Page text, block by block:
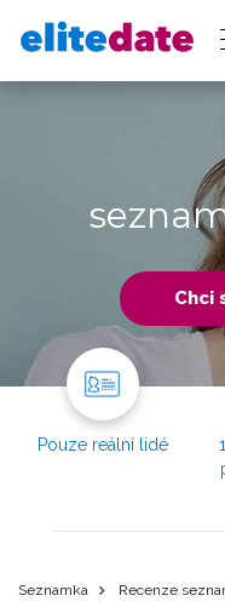
Chci
Pouze reální lidé
Seznamka Recenze